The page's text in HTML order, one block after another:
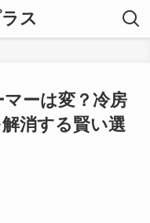
ス
ーは変？冷房
消する賢い選